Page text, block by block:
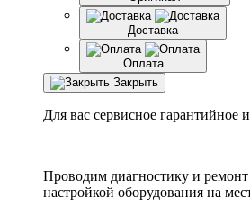
Доставка
Оплата
Закрыть
Для вас сервисное гарантийное
Проводим диагностику и
настройкой оборудования на